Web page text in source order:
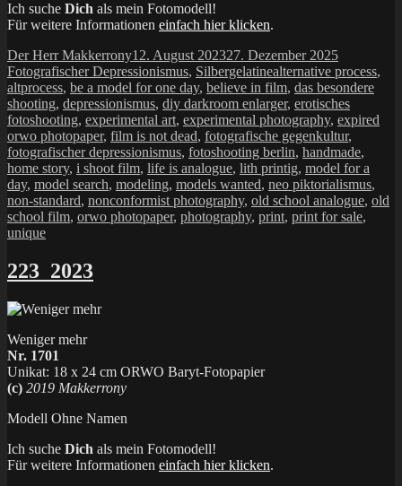
Ich suche Dich als mein Fotomodell!
Für weitere Informationen einfach hier klicken.
Autor
Der Herr MakkerronyVeröffentlicht
am
12. August 202327. Dezember 2025Kategorien
Fotografischer Depressionismus, SilbergelatineSchlagwörter
alternative process,
altprocess, be a model for one day, believe in film, das besondere
shooting, depressionismus, diy darkroom enlarger, erotisches
fotoshooting, experimental art, experimental photography, expired
orwo photopaper, film is not dead, fotografische gegenkultur,
fotografischer depressionismus, fotoshooting berlin, handmade,
home story, i shoot film, life is analogue, lith printig, model for a
day, model search, modeling, models wanted, neo piktorialismus,
non-standard, nonconformist photography, old school analogue, old
school film, orwo photopaper, photography, print, print for sale,
unique
223_2023
Weniger mehr
Nr. 1701
Unikat: 18 x 24 cm ORWO Baryt-Fotopapier
(c) 2019 Makkerrony
Modell Ohne Namen
Ich suche Dich als mein Fotomodell!
Für weitere Informationen einfach hier klicken.